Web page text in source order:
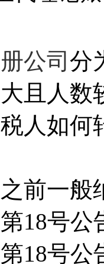
1
公司 分
且人
人如何
前一般
18号
18号